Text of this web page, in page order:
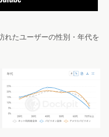
れたユーザーの性別・年代を